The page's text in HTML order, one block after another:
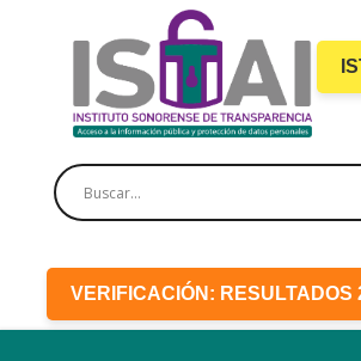
VERIFICACIÓN: RESULTADOS